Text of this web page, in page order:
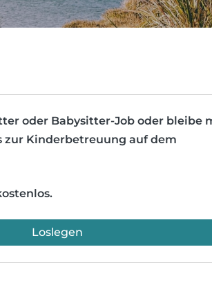
oder Babysitter-Job oder bleibe
zur Kinderbetreuung auf dem
Loslegen